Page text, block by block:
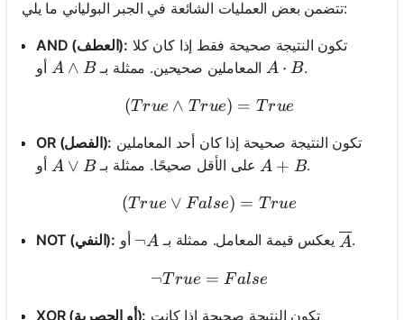
تتضمن بعض العمليات الشائعة في الجبر البولياني ما يلي:
AND (العطف):
المعاملين صحيحين. ممثلة بـA \land B
A ∧ B A \cdot B
A ⋅ B.
(True \land True) = True
(T rue ∧ T rue) = T rue
OR (الفصل):
على الأقل صحيحًا. ممثلة بـA \lor B
A ∨ B A + B
A + B.
(True \lor False) = True
(T rue ∨ False) = T rue
NOT (النفي): يعكس قيمة المعامل. ممثلة بـ\neg A
¬A A.
\neg True = False
¬True = False
XOR (أو الحصرية):